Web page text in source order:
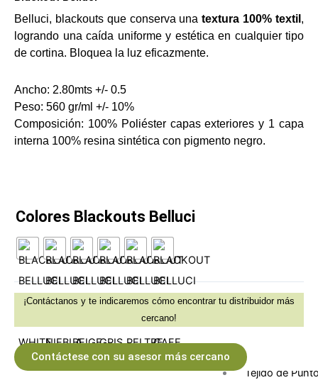
Textiles Premium
Premium
Velvet Premium
Colchón
Tricot
Tejido de
Belluci, blackouts que conserva unatextura 100% textil ,
logrando una caída uniforme y estética en cualquier tipo
de cortina. Bloquea la luz eficazmente.
Ancho: 2.80mts +/- 0.5
Peso: 560 gr/ml +/- 10%
Composición: 100% Poliéster capas exteriores y 1 capa
interna 100% resina sintética con pigmento negro.
Colores Blackouts Belluci
¡Contáctanos y te indicaremos cómo encontrar tu distribuidor más
cercano!
Contáctese con su asesor más cercano